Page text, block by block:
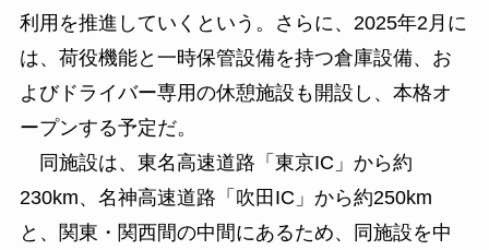
利用を推進していくという。さらに、2025年2月に
は、荷役機能と一時保管設備を持つ倉庫設備、お
よびドライバー専用の休憩施設も開設し、本格オ
ープンする予定だ。
同施設は、東名高速道路「東京IC」から約
230km、名神高速道路「吹田IC」から約250km
と、関東・関西間の中間にあるため、同施設を中